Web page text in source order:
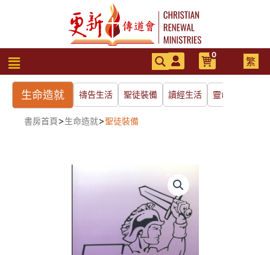
要
內選
單
0
繁
生命造就 禱告生活 聖徒裝備 讀經生活 靈命進深
書房首頁>生命造就>聖徒裝備